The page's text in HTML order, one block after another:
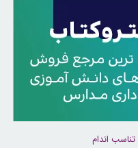
تناسب اندام